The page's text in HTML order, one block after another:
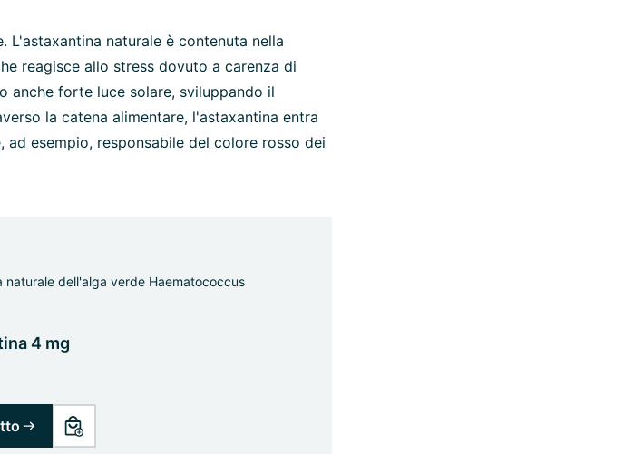
L'astaxantina naturale è contenuta nella
reagisce allo stress dovuto a carenza di
anche forte luce solare, sviluppando il
la catena alimentare, l'astaxantina entra
esempio, responsabile del colore rosso dei
naturale dell'alga verde Haematococcus
4 mg